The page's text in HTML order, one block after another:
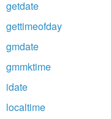
getdate
gettimeofday
gmdate
gmmktime
idate
localtime